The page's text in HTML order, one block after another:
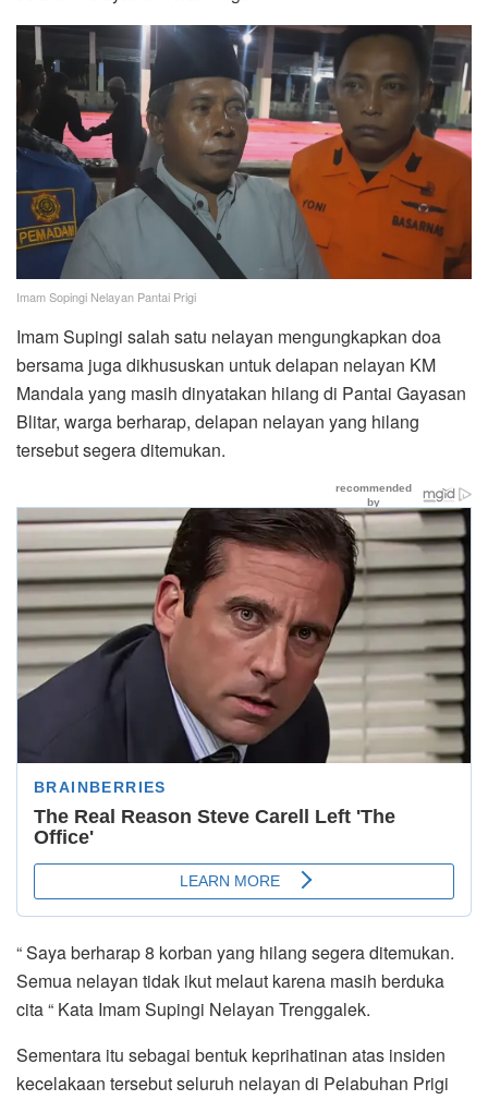
Imam Sopingi Nelayan Pantai Prigi
Imam Supingi salah satu nelayan mengungkapkan doa
bersama juga dikhususkan untuk delapan nelayan KM
Mandala yang masih dinyatakan hilang di Pantai Gayasan
Blitar, warga berharap, delapan nelayan yang hilang
tersebut segera ditemukan.
“ Saya berharap 8 korban yang hilang segera ditemukan.
Semua nelayan tidak ikut melaut karena masih berduka
cita “ Kata Imam Supingi Nelayan Trenggalek.
Sementara itu sebagai bentuk keprihatinan atas insiden
kecelakaan tersebut seluruh nelayan di Pelabuhan Prigi